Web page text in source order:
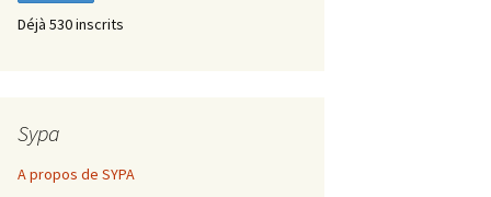
Déjà 530 inscrits
Sypa
A propos de SYPA